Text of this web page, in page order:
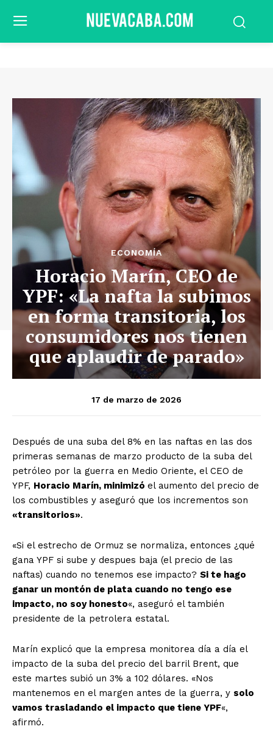
ECONOMÍA
Horacio Marín, CEO de
YPF: «La nafta la subimos
en forma transitoria, los
consumidores nos tienen
que aplaudir de parado»
17 de marzo de 2026
Después de una suba del 8% en las naftas en las dos
primeras semanas de marzo producto de la suba del
petróleo por la guerra en Medio Oriente, el CEO de
YPF, Horacio Marín, minimizó el aumento del precio de
los combustibles y aseguró que los incrementos son
«transitorios».
«Si el estrecho de Ormuz se normaliza, entonces ¿qué
gana YPF si sube y despues baja (el precio de las
naftas) cuando no tenemos ese impacto? Si te hago
ganar un montón de plata cuando no tengo ese
impacto, no soy honesto«, aseguró el también
presidente de la petrolera estatal.
Marín explicó que la empresa monitorea día a día el
impacto de la suba del precio del barril Brent, que
este martes subió un 3% a 102 dólares. «Nos
mantenemos en el margen antes de la guerra, y solo
vamos trasladando el impacto que tiene YPF«,
afirmó.